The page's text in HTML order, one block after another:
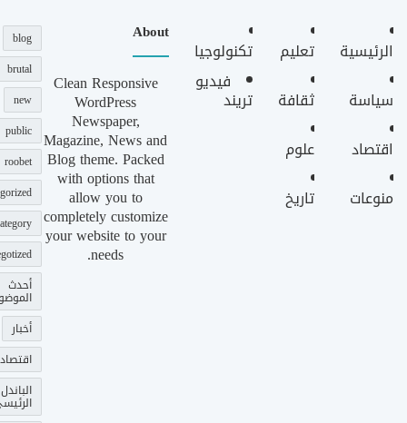
الرئيسية
سياسة
اقتصاد
منوعات
تعليم
ثقافة
علوم
تاريخ
تكنولوجيا
فيديو
تريند
About
Clean Responsive
WordPress
Newspaper,
Magazine, News and
Blog theme. Packed
with options that
allow you to
completely customize
your website to your
needs.
blog
brutal
new
public
roobet
أحدث
أخبار
اقتصاد
الباندل